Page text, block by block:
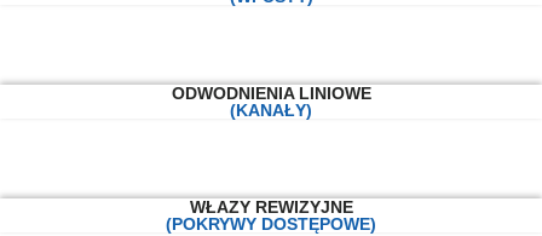
ODWODNIENIA LINIOWE
(KANAŁY)
WŁAZY REWIZYJNE
(POKRYWY DOSTĘPOWE)